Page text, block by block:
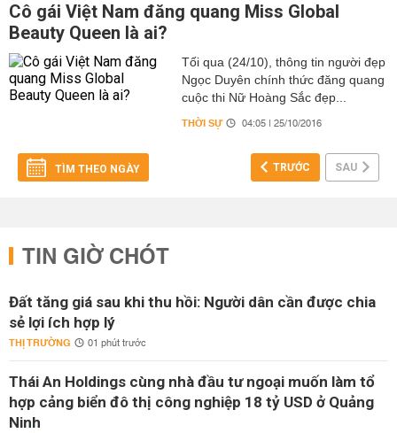
Cô gái Việt Nam đăng quang Miss Global
Beauty Queen là ai?
Tối qua (24/10), thông tin người đẹp
Ngọc Duyên chính thức đăng quang
cuộc thi Nữ Hoàng Sắc đẹp...
THỜI SỰ 04:05 | 25/10/2016
TÌM THEO NGÀY TRƯỚC SAU
TIN GIỜ CHÓT
Đất tăng giá sau khi thu hồi: Người dân cần được chia
sẻ lợi ích hợp lý
THỊ TRƯỜNG 01 phút trước
Thái An Holdings cùng nhà đầu tư ngoại muốn làm tổ
hợp cảng biển đô thị công nghiệp 18 tỷ USD ở Quảng
Ninh